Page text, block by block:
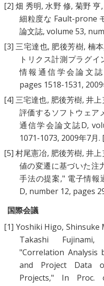
[2] 畑 秀明,水野 修, 菊野 亨
細粒度な Fault-prone
論文誌, volume 53,
[3] 三宅達也, 肥後芳樹, 楠
トリクス計測プラグ
情報通信学会論文誌
pages 1518-1531,
[4] 三宅達也, 肥後芳樹,井上
評価するソフトウェア
通信学会論文誌D,
1071-1073, 2009年7月.
[5] 村尾憲冶, 肥後芳樹,井上
値の変遷に基づいた注
手法の提案," 電子情報
D, number 12, pages
国際会議
[1] Yoshiki Higo, Shinsuke
Takashi Fujinami,
"Correlation Analysis
and Project Data
Projects," In Proc.